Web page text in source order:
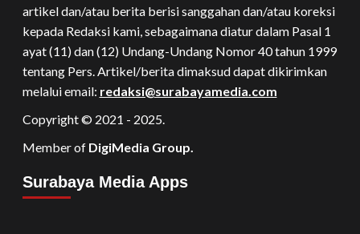
artikel dan/atau berita berisi sanggahan dan/atau koreksi
kepada Redaksi kami, sebagaimana diatur dalam Pasal 1
ayat (11) dan (12) Undang-Undang Nomor 40 tahun 1999
tentang Pers. Artikel/berita dimaksud dapat dikirimkan
melalui email: redaksi@surabayamedia.com
Copyright © 2021 - 2025.
Member of DigiMedia Group.
Surabaya Media Apps